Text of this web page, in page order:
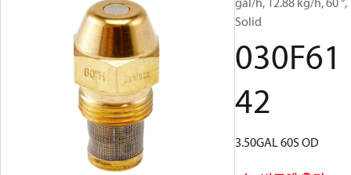
Solid
030F61
42
3.50GAL 60S OD